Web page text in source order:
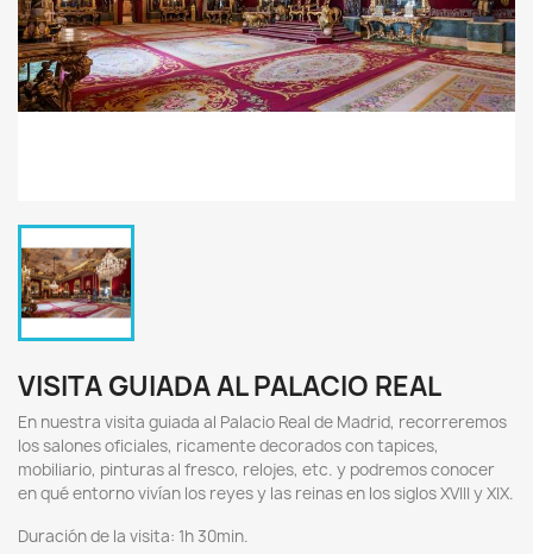
VISITA GUIADA AL PALACIO REAL
En nuestra visita guiada al Palacio Real de Madrid, recorreremos
los salones oficiales, ricamente decorados con tapices,
mobiliario, pinturas al fresco, relojes, etc. y podremos conocer
en qué entorno vivían los reyes y las reinas en los siglos XVIII y XIX.
Duración de la visita: 1h 30min.